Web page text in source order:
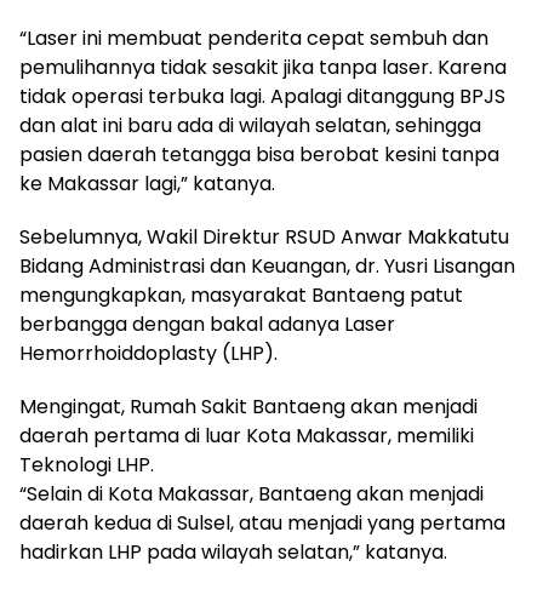
“Laser ini membuat penderita cepat sembuh dan
pemulihannya tidak sesakit jika tanpa laser. Karena
tidak operasi terbuka lagi. Apalagi ditanggung BPJS
dan alat ini baru ada di wilayah selatan, sehingga
pasien daerah tetangga bisa berobat kesini tanpa
ke Makassar lagi,” katanya.
Sebelumnya, Wakil Direktur RSUD Anwar Makkatutu
Bidang Administrasi dan Keuangan, dr. Yusri Lisangan
mengungkapkan, masyarakat Bantaeng patut
berbangga dengan bakal adanya Laser
Hemorrhoiddoplasty (LHP).
Mengingat, Rumah Sakit Bantaeng akan menjadi
daerah pertama di luar Kota Makassar, memiliki
Teknologi LHP.
“Selain di Kota Makassar, Bantaeng akan menjadi
daerah kedua di Sulsel, atau menjadi yang pertama
hadirkan LHP pada wilayah selatan,” katanya.